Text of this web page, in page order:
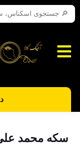
سکه محمد